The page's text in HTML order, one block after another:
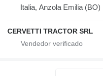
Italia, Anzola Emilia (BO)
CERVETTI TRACTOR SRL